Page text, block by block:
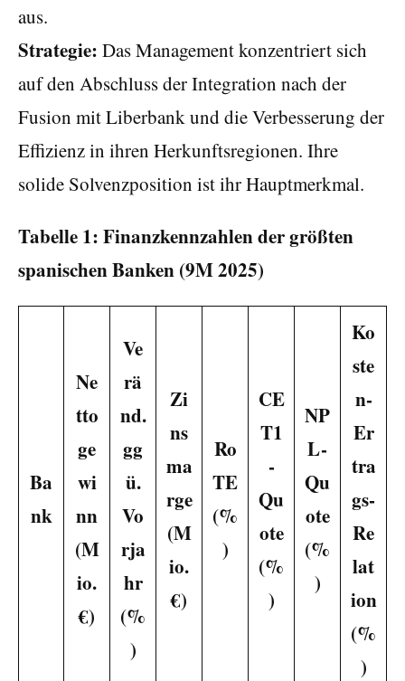
aus.
Strategie: Das Management konzentriert sich
auf den Abschluss der Integration nach der
Fusion mit Liberbank und die Verbesserung der
Effizienz in ihren Herkunftsregionen. Ihre
solide Solvenzposition ist ihr Hauptmerkmal.
Tabelle 1: Finanzkennzahlen der größten
spanischen Banken (9M 2025)
Ba
nk
Ne
tto
ge
wi
nn
(M
io.
€)
Ve
rä
nd.
gg
ü.
Vo
rja
hr
(%
)
Zi
ns
ma
rge
(M
io.
€)
Ro
TE
(%
)
CE
T1
-
Qu
ote
(%
)
NP
L-
Qu
ote
(%
)
Ko
ste
n-
Er
tra
gs-
Re
lat
ion
(%
)